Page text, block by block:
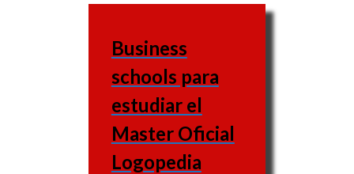
Business
schools para
estudiar el
Master Oficial
Logopedia